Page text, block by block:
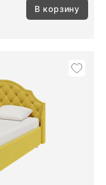
В корзину